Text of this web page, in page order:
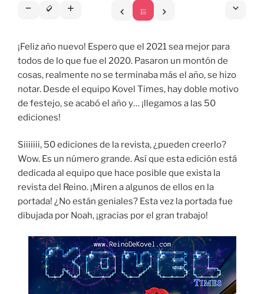
¡Feliz año nuevo! Espero que el 2021 sea mejor para
todos de lo que fue el 2020. Pasaron un montón de
cosas, realmente no se terminaba más el año, se hizo
notar. Desde el equipo Kovel Times, hay doble motivo
de festejo, se acabó el año y… ¡llegamos a las 50
ediciones!
Siiiiiii, 50 ediciones de la revista, ¿pueden creerlo?
Wow. Es un número grande. Así que esta edición está
dedicada al equipo que hace posible que exista la
revista del Reino. ¡Miren a algunos de ellos en la
portada! ¿No están geniales? Esta vez la portada fue
dibujada por Noah, ¡gracias por el gran trabajo!